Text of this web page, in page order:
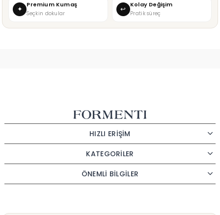
✦ Premium Kumaş
Seçkin dokular ↩ Kolay Değişim
Pratik süreç
HIZLI ERİŞİM
KATEGORİLER
ÖNEMLİ BİLGİLER